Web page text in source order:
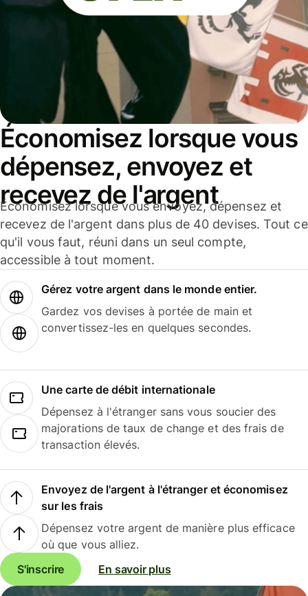
Économisez lorsque vous
dépensez, envoyez et
recevez de l'argent
Économisez lorsque vous envoyez, dépensez et
recevez de l'argent dans plus de 40 devises. Tout ce
qu'il vous faut, réuni dans un seul compte,
accessible à tout moment.
Gérez votre argent dans le monde entier.
Gardez vos devises à portée de main et
convertissez-les en quelques secondes.
Une carte de débit internationale
Dépensez à l'étranger sans vous soucier des
majorations de taux de change et des frais de
transaction élevés.
Envoyez de l'argent à l'étranger et économisez
sur les frais
Dépensez votre argent de manière plus efficace
où que vous alliez.
S'inscrire
En savoir plus